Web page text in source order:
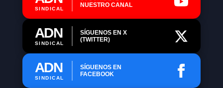
SINDICAL
NUESTRO CANAL
ADN
SINDICAL
SÍGUENOS EN X
(TWITTER)
ADN
SINDICAL
SÍGUENOS EN
FACEBOOK